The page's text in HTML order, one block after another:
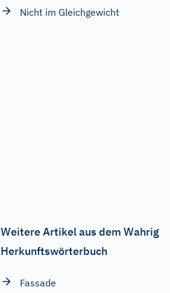
Nicht im Gleichgewicht
Weitere Artikel aus dem Wahrig
Herkunftswörterbuch
Fassade